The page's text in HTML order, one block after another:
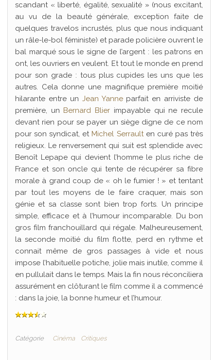
scandant « liberté, égalité, sexualité » (nous excitant,
au vu de la beauté générale, exception faite de
quelques travelos incrustés, plus que nous indiquant
un râle-le-bol féministe) et parade policière ouvrent le
bal marqué sous le signe de l’argent : les patrons en
ont, les ouvriers en veulent. Et tout le monde en prend
pour son grade : tous plus cupides les uns que les
autres. Cela donne une magnifique première moitié
hilarante entre un Jean Yanneparfait en arriviste de
première, un Bernard Blier impayable qui ne recule
devant rien pour se payer un siège digne de ce nom
pour son syndicat, et Michel Serraulten curé pas très
religieux. Le renversement qui suit est splendide avec
Benoît Lepape qui devient l’homme le plus riche de
France et son oncle qui tente de récupérer sa fibre
morale à grand coup de « oh le fumier ! » et tentant
par tout les moyens de le faire craquer, mais son
génie et sa classe sont bien trop forts. Un principe
simple, efficace et à l’humour incomparable. Du bon
gros film franchouillard qui régale. Malheureusement,
la seconde moitié du film flotte, perd en rythme et
connait même de gros passages à vide et nous
impose l’habituelle potiche, jolie mais inutile, comme il
en pullulait dans le temps. Mais la fin nous réconciliera
assurément en clôturant le film comme il a commencé
: dans la joie, la bonne humeur et l’humour.
Catégorie Cinéma Critiques